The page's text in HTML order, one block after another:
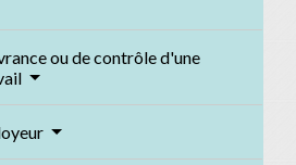
ou de contrôle d'une